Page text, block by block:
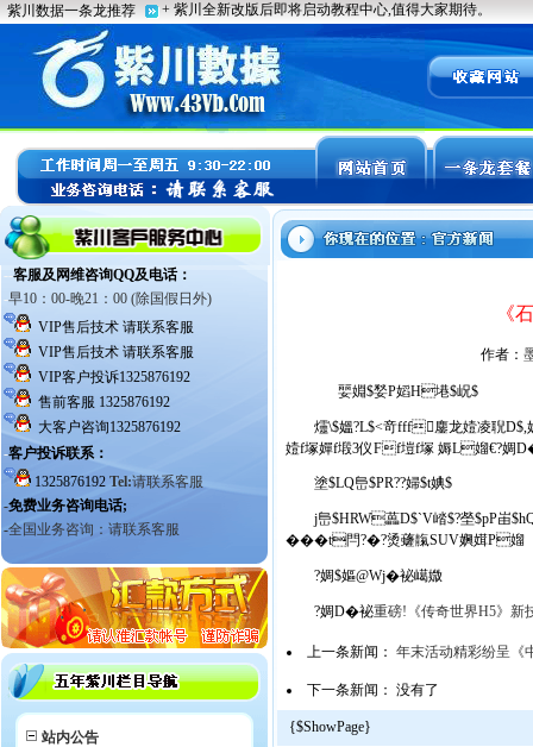
站内公告
《
作者：
婯婣$媝P嫍H塂$岲$
爧\$媼?L$<竒fff鏖龙嬄凌聣D$,
嬄f塚嬋f塅3仪Ff塏f塚 媷L媹€?婤
塗$LQ峊$PR??婦$t婰$
j峊$HRW藟D$`V崉$?塋$pP峀$hQ
���t閂?�?烫虄靝SUV嬹媶P媹
?婤$嫗@Wj�袐嶱媺
?婤D�袐重磅!《传奇世界H5》新
上一条新闻： 年末活动精彩纷呈《
下一条新闻： 没有了
{$ShowPage}